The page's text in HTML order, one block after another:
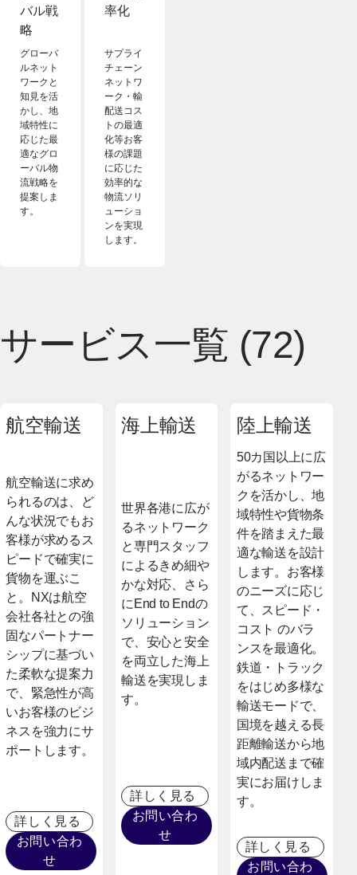
バル戦
略
グローバ
ルネット
ワークと
知見を活
かし、地
域特性に
応じた最
適なグロ
ーバル物
流戦略を
提案しま
す。
率化
サプライ
チェーン
ネットワ
ーク・輸
配送コス
トの最適
化等お客
様の課題
に応じた
効率的な
物流ソリ
ューショ
ンを実現
します。
サービス一覧 (72)
航空輸送
航空輸送に求め
られるのは、ど
んな状況でもお
客様が求めるス
ピードで確実に
貨物を運ぶこ
と。NXは航空
会社各社との強
固なパートナー
シップに基づい
た柔軟な提案力
で、緊急性が高
いお客様のビジ
ネスを強力にサ
ポートします。
詳しく見る
お問い合わ
せ
海上輸送
世界各港に広が
るネットワーク
と専門スタッフ
によるきめ細や
かな対応、さら
にEnd to Endの
ソリューション
で、安心と安全
を両立した海上
輸送を実現しま
す。
詳しく見る
お問い合わ
せ
陸上輸送
50カ国以上に広
がるネットワー
クを活かし、地
域特性や貨物条
件を踏まえた最
適な輸送を設計
します。お客様
のニーズに応じ
て、スピード・
コスト のバラ
ンスを最適化。
鉄道・トラック
をはじめ多様な
輸送モードで、
国境を越える長
距離輸送から地
域内配送まで確
実にお届けしま
す。
詳しく見る
お問い合わ